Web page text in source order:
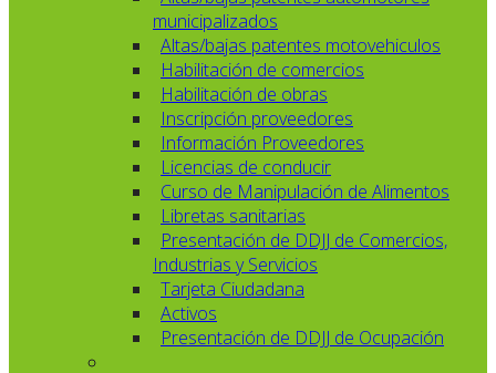
municipalizados
Altas/bajas patentes motovehiculos
Habilitación de comercios
Habilitación de obras
Inscripción proveedores
Información Proveedores
Licencias de conducir
Curso de Manipulación de Alimentos
Libretas sanitarias
Presentación de DDJJ de Comercios,
Industrias y Servicios
Tarjeta Ciudadana
Activos
Presentación de DDJJ de Ocupación